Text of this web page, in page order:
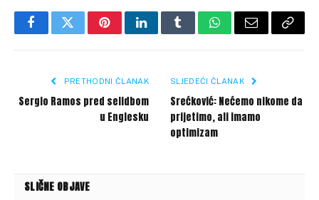
FacebookTwitterPinterestLinkedInTumblrWhatsApp
Email Copy
PRETHODNI ČLANAK
Sergio Ramos pred selidbom
u Englesku
SLJEDEĆI ČLANAK
Srećković: Nećemo nikome da
prijetimo, ali imamo
optimizam
SLIČNE OBJAVE